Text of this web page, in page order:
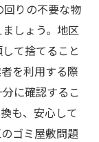
回りの不要な物
しょう。地区
て捨てること
を利用する際
に確認するこ
も、安心して
ゴミ屋敷問題